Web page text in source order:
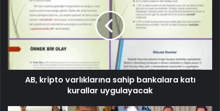
AB, kripto varlıklarına sahip bankalara katı
kurallar uygulayacak